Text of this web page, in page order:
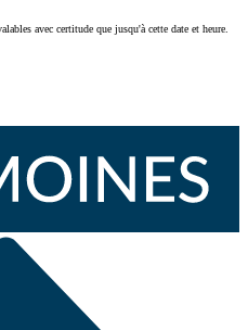
avec certitude que jusqu'à cette date et heure.